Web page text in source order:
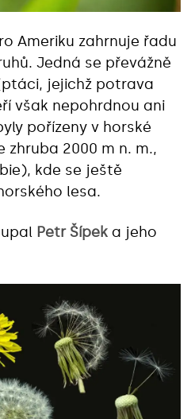
Ameriku zahrnuje řadu
Jedná se převážně
jejichž potrava
však nepohrdnou ani
pořízeny v horské
zhruba 2000 m n. m.,
kde se ještě
lesa.
Petr Šípek a jeho